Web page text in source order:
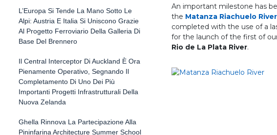
L’Europa Si Tende La Mano Sotto Le
Alpi: Austria E Italia Si Uniscono Grazie
Al Progetto Ferroviario Della Galleria Di
Base Del Brennero
Il Central Interceptor Di Auckland È Ora
Pienamente Operativo, Segnando Il
Completamento Di Uno Dei Più
Importanti Progetti Infrastrutturali Della
Nuova Zelanda
Ghella Rinnova La Partecipazione Alla
Pininfarina Architecture Summer School
An important milestone has
the Matanza Riachuelo
completed with the use of a
for the launch of the first of
Rio de La Plata River.